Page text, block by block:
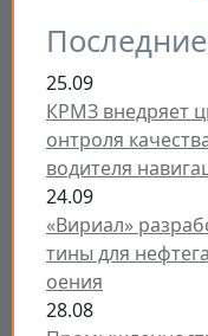
25.09
КРМЗ внедряет
онтроля
водителя
24.09
«Вириал»
тины для
оения
28.08